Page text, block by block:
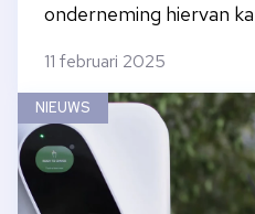
onderneming hiervan
11 februari 2025
NIEUWS